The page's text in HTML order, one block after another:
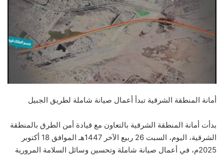
أمانة المنطقة الشرقية تبدأ أعمال صيانة شاملة لطريق الجبيل
بدأت أمانة المنطقة الشرقية بالتعاون مع قيادة أمن الطرق بالمنطقة
الشرقية، اليوم، السبت 26 ربيع الآخر 1447هـ الموافق 18 أكتوبر
2025م، في أعمال صيانة شاملة وتحسين وسائل السلامة المرورية